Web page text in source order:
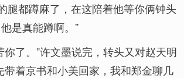
腿都蹲麻了，在这陪着他等你俩钟头
是真能蹲啊。”
你了。”许文墨说完，转头又对赵天明
带着京书和小美回家，我和郑金聊几